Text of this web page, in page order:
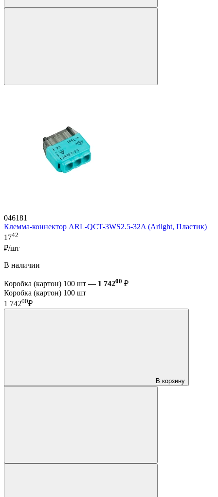
046181
Клемма-коннектор ARL-QCT-3WS2.5-32A (Arlight, Пластик)
1742
₽/шт
В наличии
Коробка (картон) 100 шт — 1 74200 ₽
Коробка (картон) 100 шт
1 74200₽
В корзину